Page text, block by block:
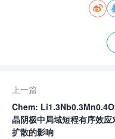

上一篇
Chem:
晶阴极中局域短程有序效应
扩散的影响